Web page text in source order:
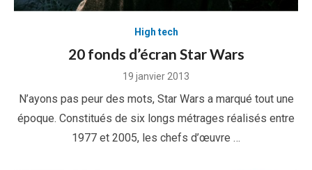
High tech
20 fonds d’écran Star Wars
Posted
19 janvier 2013
N’ayons pas peur des mots, Star Wars a marqué tout une
époque. Constitués de six longs métrages réalisés entre
1977 et 2005, les chefs d’œuvre …